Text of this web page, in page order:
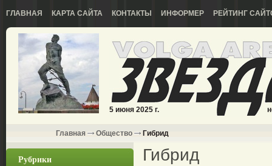
ГЛАВНАЯ КАРТА САЙТА КОНТАКТЫ ИНФОРМЕР РЕЙТИНГ
5 июня 2025 г.
Главная Общество Гибрид
Рубрики Гибрид